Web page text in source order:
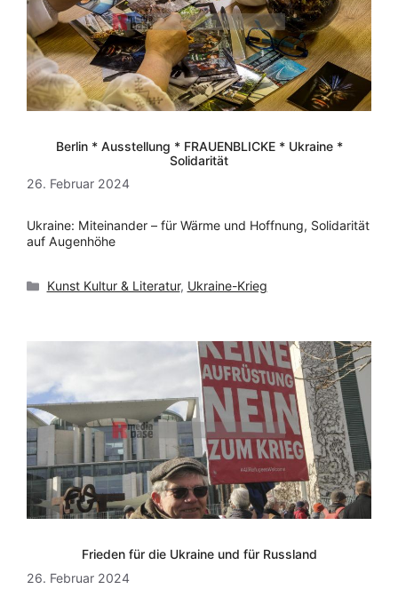
Berlin * Ausstellung * FRAUENBLICKE * Ukraine *
Solidarität
26. Februar 2024
Ukraine: Miteinander – für Wärme und Hoffnung, Solidarität
auf Augenhöhe
Kategorien
Kunst Kultur & Literatur, Ukraine-Krieg
Frieden für die Ukraine und für Russland
26. Februar 2024